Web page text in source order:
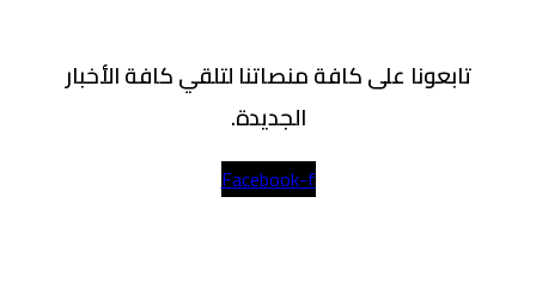
تابعونا على كافة منصاتنا لتلقي كافة الأخبار
الجديدة.
Facebook-f